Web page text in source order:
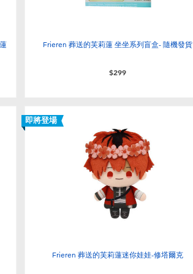
Frieren 葬送的芙莉蓮 坐坐系列盲盒- 隨機發貨
$299
即將登場
Frieren 葬送的芙莉蓮迷你娃娃-修塔爾克